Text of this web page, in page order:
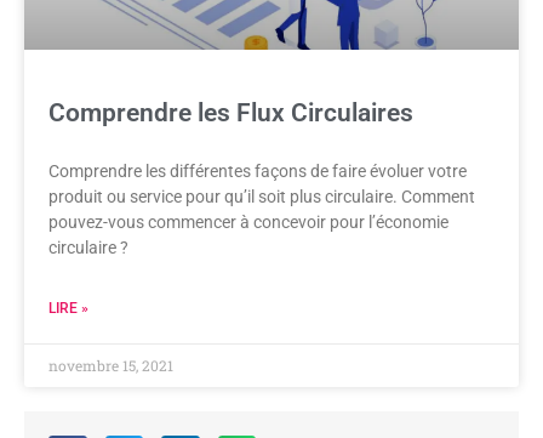
Comprendre les Flux Circulaires
Comprendre les différentes façons de faire évoluer votre
produit ou service pour qu’il soit plus circulaire. Comment
pouvez-vous commencer à concevoir pour l’économie
circulaire ?
LIRE »
novembre 15, 2021